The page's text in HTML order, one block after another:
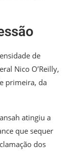
de
Nico O’Reilly,
primeira, da
atingiu a
que sequer
dos